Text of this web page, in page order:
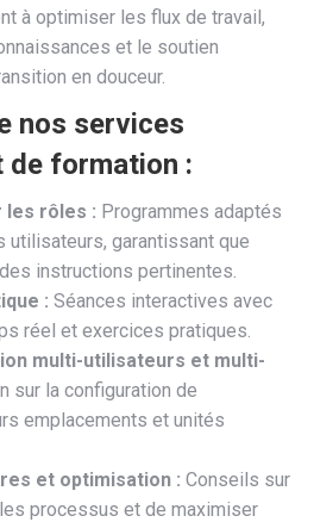
à optimiser les flux de travail,
et le soutien
en douceur.
nos services
de formation :
les rôles : Programmes adaptés
garantissant que
instructions pertinentes.
: Séances interactives avec
réel et exercices pratiques.
multi-utilisateurs et multi-
sur la configuration de
emplacements et unités
et optimisation : Conseils sur
processus et de maximiser